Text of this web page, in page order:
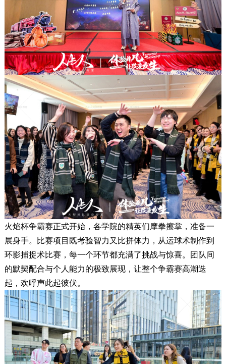
火焰杯争霸赛正式开始，各学院的精英们摩拳擦掌，准备一
展身手。比赛项目既考验智力又比拼体力，从运球术制作到
环影捕捉术比赛，每一个环节都充满了挑战与惊喜。团队间
的默契配合与个人能力的极致展现，让整个争霸赛高潮迭
起，欢呼声此起彼伏。